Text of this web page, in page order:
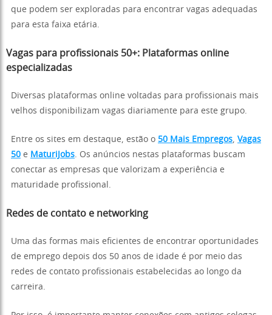
que podem ser exploradas para encontrar vagas adequadas
para esta faixa etária.
Vagas para profissionais 50+: Plataformas online
especializadas
Diversas plataformas online voltadas para profissionais mais
velhos disponibilizam vagas diariamente para este grupo.
Entre os sites em destaque, estão o 50 Mais Empregos, Vagas
50 e MaturiJobs. Os anúncios nestas plataformas buscam
conectar as empresas que valorizam a experiência e
maturidade profissional.
Redes de contato e networking
Uma das formas mais eficientes de encontrar oportunidades
de emprego depois dos 50 anos de idade é por meio das
redes de contato profissionais estabelecidas ao longo da
carreira.